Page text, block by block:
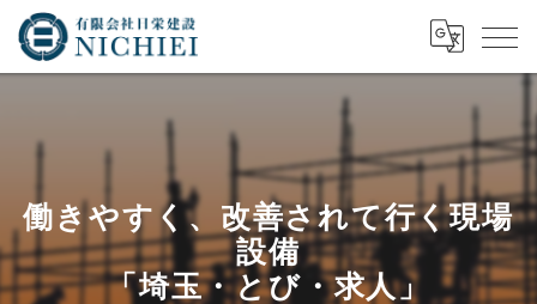
働きやすく、改善されて行く現場
設備
「埼玉・とび・求人」